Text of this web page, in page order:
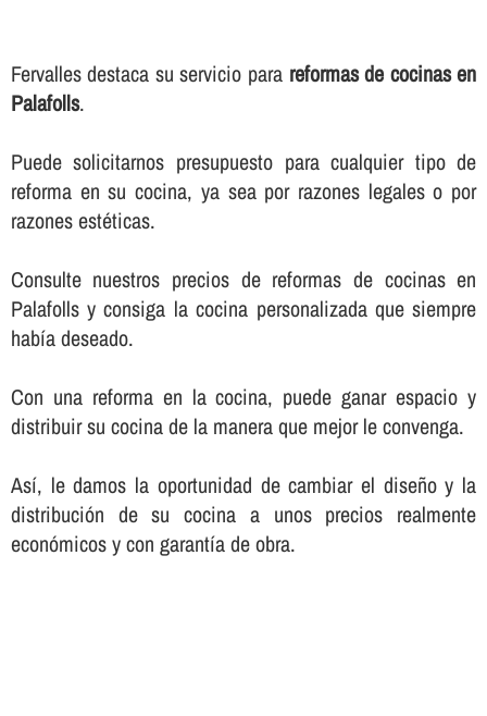
Fervalles destaca su servicio para reformas de cocinas en
Palafolls.
Puede solicitarnos presupuesto para cualquier tipo de
reforma en su cocina, ya sea por razones legales o por
razones estéticas.
Consulte nuestros precios de reformas de cocinas en
Palafolls y consiga la cocina personalizada que siempre
habí­a deseado.
Con una reforma en la cocina, puede ganar espacio y
distribuir su cocina de la manera que mejor le convenga.
Así­, le damos la oportunidad de cambiar el diseño y la
distribución de su cocina a unos precios realmente
económicos y con garantí­a de obra.